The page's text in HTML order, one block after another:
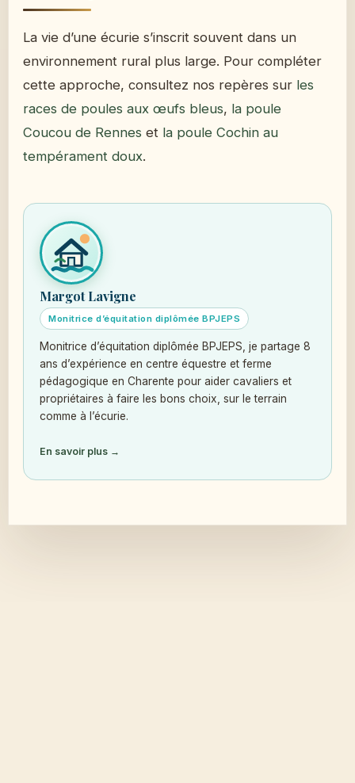
La vie d’une écurie s’inscrit souvent dans un
environnement rural plus large. Pour compléter
cette approche, consultez nos repères sur les
races de poules aux œufs bleus, la poule
Coucou de Rennes et la poule Cochin au
tempérament doux.
Margot Lavigne
Monitrice d’équitation diplômée BPJEPS
Monitrice d’équitation diplômée BPJEPS, je partage 8
ans d’expérience en centre équestre et ferme
pédagogique en Charente pour aider cavaliers et
propriétaires à faire les bons choix, sur le terrain
comme à l’écurie.
En savoir plus →